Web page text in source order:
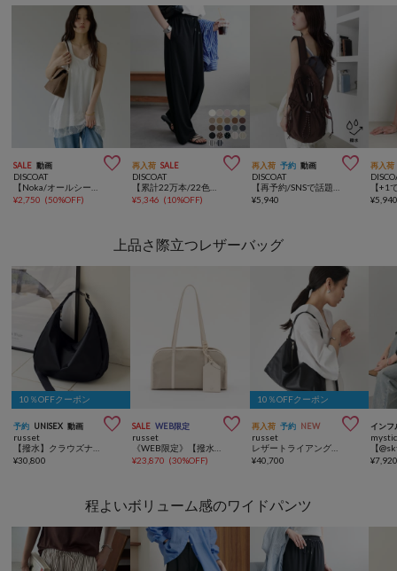
SALE 動画 
DISCOAT
¥2,750 (50%OFF)
再入荷 SALE 
DISCOAT
¥5,346 (10%OFF)
再入荷 予約 動画 
DISCOAT
¥5,940
再入荷
¥
上品さ際立つレザーバッグ
10％OFFクーポン
予約 UNISEX 動画 
russet
¥30,800
SALE WEB限定 
russet
¥23,870 (30%OFF)
10％OFFクーポン
再入荷 予約 NEW 
russet
レザートライアングル2WAYショルダーバッグ
¥40,700
インフ
mystic
¥
程よいボリューム感のワイドパンツ